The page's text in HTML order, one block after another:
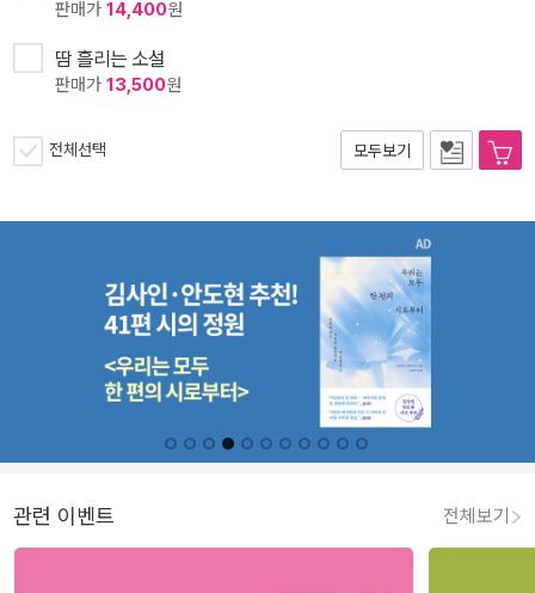
판매가 14,400원
땀 흘리는 소설
판매가 13,500원
전체선택 모두보기
관련 이벤트 전체보기